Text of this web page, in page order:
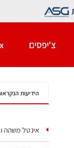
צ'יפסים
הידיעות
אינטל משהה